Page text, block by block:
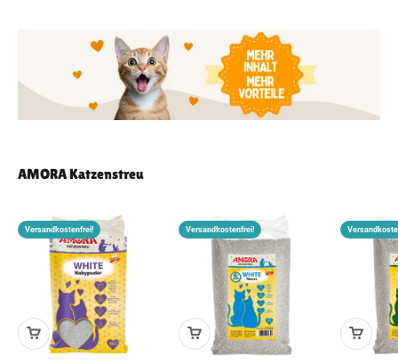
AMORA Katzenstreu
Versandkostenfrei! Versandkostenfrei!